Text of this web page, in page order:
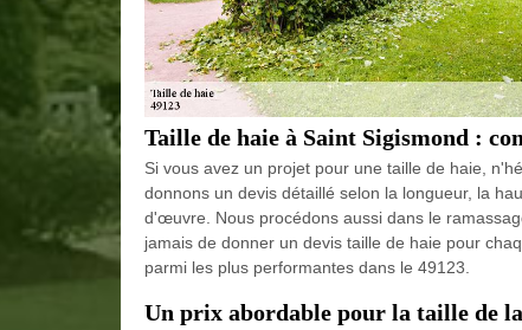
Taille de haie à Saint Sigismond :
Si vous avez un projet pour une taille de haie,
donnons un devis détaillé selon la longueur, la
d'œuvre. Nous procédons aussi dans le
jamais de donner un devis taille de haie pour
parmi les plus performantes dans le 49123.
Un prix abordable pour la taille de la